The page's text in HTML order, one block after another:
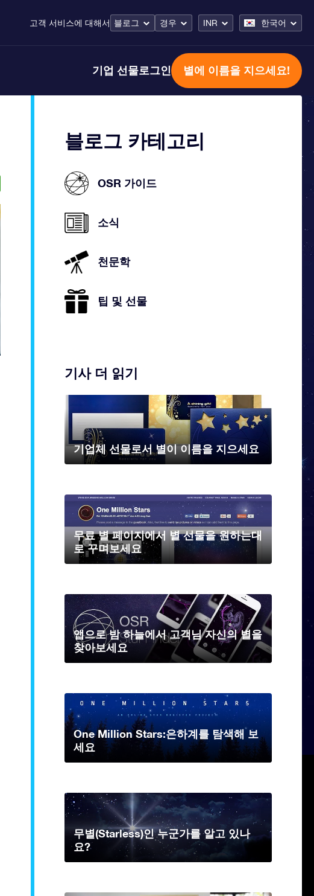
고객 서비스에 대해서 블로그 경우 INR 한국어
기업 선물로그인 별에 이름을 지으세요!
블로그 카테고리
OSR 가이드
소식
천문학
팁 및 선물
기사 더 읽기
기업체 선물로서 별이 이름을 지으세요
무료 별 페이지에서 별 선물을 원하는대
로 꾸며보세요
앱으로 밤 하늘에서 고객님 자신의 별을
찾아보세요
One Million Stars:은하계를 탐색해 보
세요
무별(Starless)인 누군가를 알고 있나
요?